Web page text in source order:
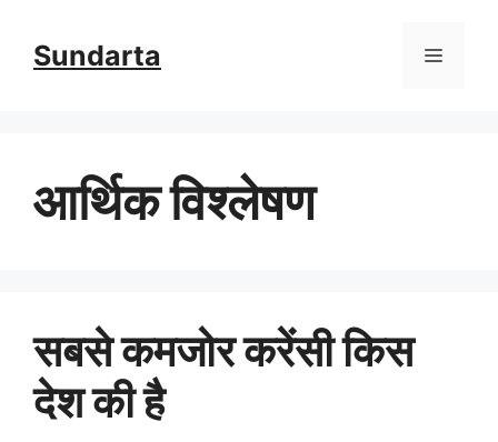
Sundarta Menu
आर्थिक विश्लेषण
सबसे कमजोर करेंसी किस
देश की है